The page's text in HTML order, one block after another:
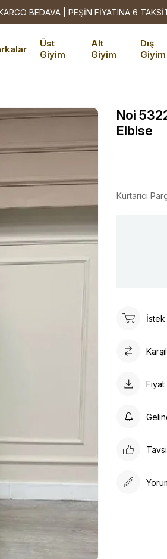
BEDAVA | PEŞİN FİYATINA 6
Üst
Giyim
Alt
Giyim
Dış
Giyim
Noi
Elbise
Kurtarıcı
İstek